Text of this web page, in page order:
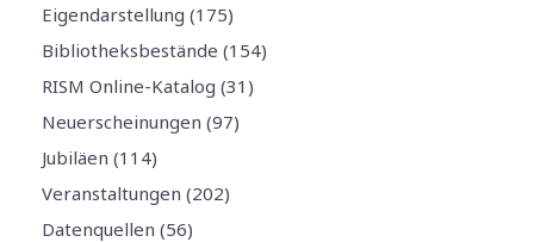
Eigendarstellung (175)
Bibliotheksbestände (154)
RISM Online-Katalog (31)
Neuerscheinungen (97)
Jubiläen (114)
Veranstaltungen (202)
Datenquellen (56)